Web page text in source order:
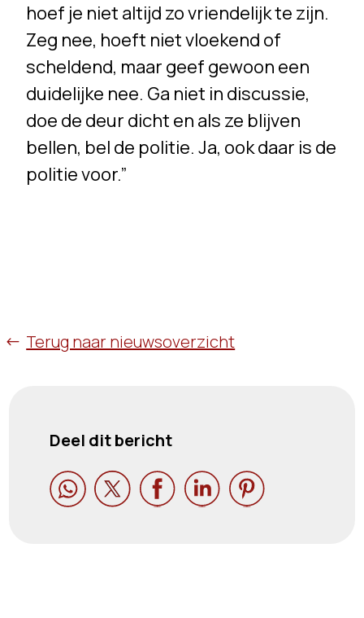
hoef je niet altijd zo vriendelijk te zijn.
Zeg nee, hoeft niet vloekend of
scheldend, maar geef gewoon een
duidelijke nee. Ga niet in discussie,
doe de deur dicht en als ze blijven
bellen, bel de politie. Ja, ook daar is de
politie voor.”
Terug naar nieuwsoverzicht
Deel dit bericht
    